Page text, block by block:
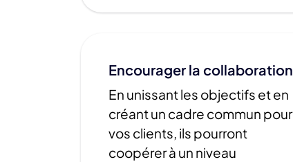
Encourager la collaboration
En unissant les objectifs et en
créant un cadre commun pour
vos clients, ils pourront
coopérer à un niveau